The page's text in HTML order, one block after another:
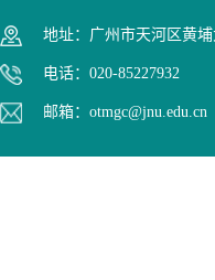
地址：广州市天河区黄
电话：020-85227932
邮箱：otmgc@jnu.edu.cn